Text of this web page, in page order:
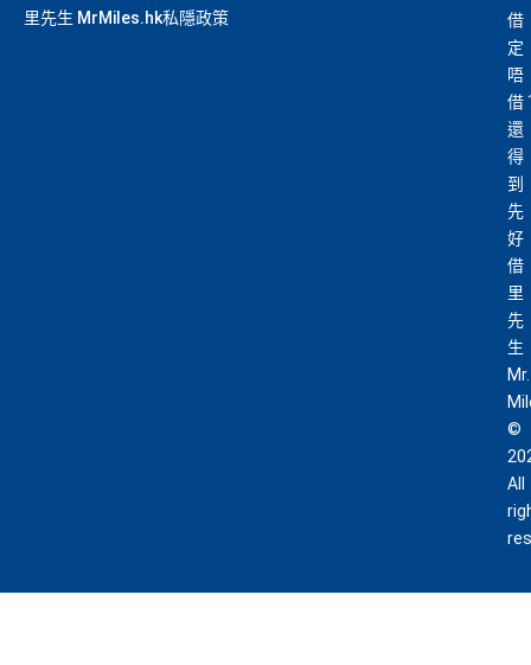
里先生 MrMiles.hk私隱政策
借
定
唔
借
還
得
到
先
好
借
里
先
生
Mr.
©
All